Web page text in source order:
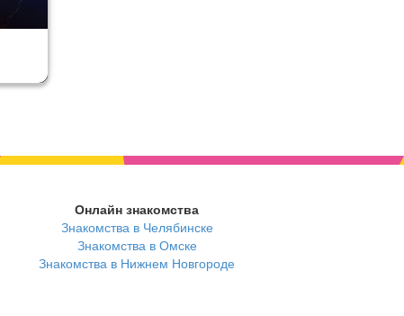
Онлайн знакомства
Знакомства в Челябинске
Знакомства в Омске
Знакомства в Нижнем Новгороде